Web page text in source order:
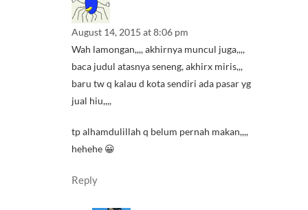
August 14, 2015 at 8:06 pm
Wah lamongan,,,, akhirnya muncul juga,,,,
baca judul atasnya seneng, akhirx miris,,,
baru tw q kalau d kota sendiri ada pasar yg
jual hiu,,,,
tp alhamdulillah q belum pernah makan,,,,
hehehe 😀
Reply